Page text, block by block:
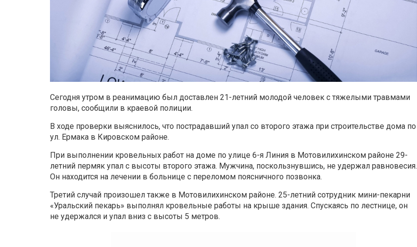
Сегодня утром в реанимацию был доставлен 21-летний молодой человек с тяжелыми травмами
головы, сообщили в краевой полиции.
В ходе проверки выяснилось, что пострадавший упал со второго этажа при строительстве дома по
ул. Ермака в Кировском районе.
При выполнении кровельных работ на доме по улице 6-я Линия в Мотовилихинском районе 29-
летний пермяк упал с высоты второго этажа. Мужчина, поскользнувшись, не удержал равновесия.
Он находится на лечении в больнице с переломом поясничного позвонка.
Третий случай произошел также в Мотовилихинском районе. 25-летний сотрудник мини-пекарни
«Уральский пекарь» выполнял кровельные работы на крыше здания. Спускаясь по лестнице, он
не удержался и упал вниз с высоты 5 метров.